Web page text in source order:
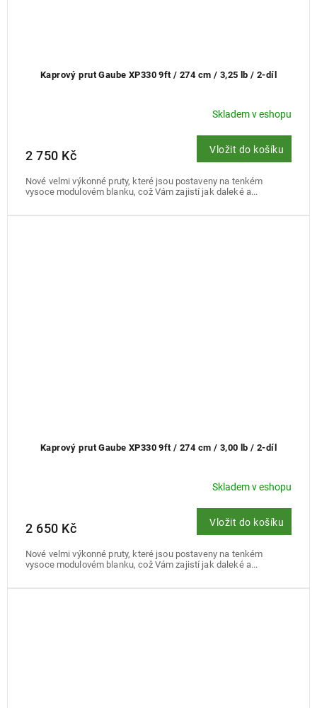
Kaprový prut Gaube XP330 9ft / 274 cm / 3,25 lb / 2-díl
Skladem v eshopu
2 750 Kč Vložit do košíku
Nové velmi výkonné pruty, které jsou postaveny na tenkém
vysoce modulovém blanku, což Vám zajistí jak daleké a...
Kaprový prut Gaube XP330 9ft / 274 cm / 3,00 lb / 2-díl
Skladem v eshopu
2 650 Kč Vložit do košíku
Nové velmi výkonné pruty, které jsou postaveny na tenkém
vysoce modulovém blanku, což Vám zajistí jak daleké a...